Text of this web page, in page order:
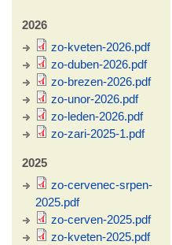
2026
zo-kveten-2026.pdf
zo-duben-2026.pdf
zo-brezen-2026.pdf
zo-unor-2026.pdf
zo-leden-2026.pdf
zo-zari-2025-1.pdf
2025
zo-cervenec-srpen-
2025.pdf
zo-cerven-2025.pdf
zo-kveten-2025.pdf